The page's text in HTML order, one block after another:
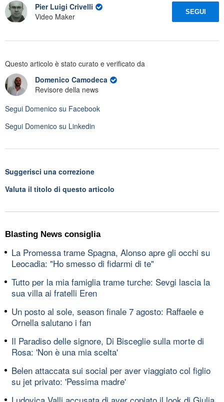
Pier Luigi Crivelli
Video Maker
SEGUI
Questo articolo è stato curato e verificato da
Domenico Camodeca
Revisore della news
Segui Domenico su Facebook
Segui Domenico su Linkedin
Suggerisci una correzione
Valuta il titolo di questo articolo
Blasting News consiglia
La Promessa trame Spagna, Alonso apre gli occhi su
Leocadia: "Ho smesso di fidarmi di te"
Tutto per la mia famiglia trame turche: Sevgi lascia la
sua villa ai fratelli Eren
Un posto al sole, season finale 7 agosto: Raffaele e
Ornella salutano i fan
Il Paradiso delle signore, Di Bisceglie sulla morte di
Rosa: 'Non è una mia scelta'
Belen attaccata sui social per aver viaggiato col figlio
su jet privato: 'Pessima madre'